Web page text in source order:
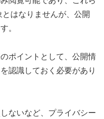
はなりませんが、公開
。
ポイントとして、公開情
認識しておく必要があり
ないなど、プライバシー